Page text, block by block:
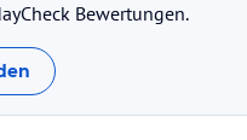
Bewertungen.